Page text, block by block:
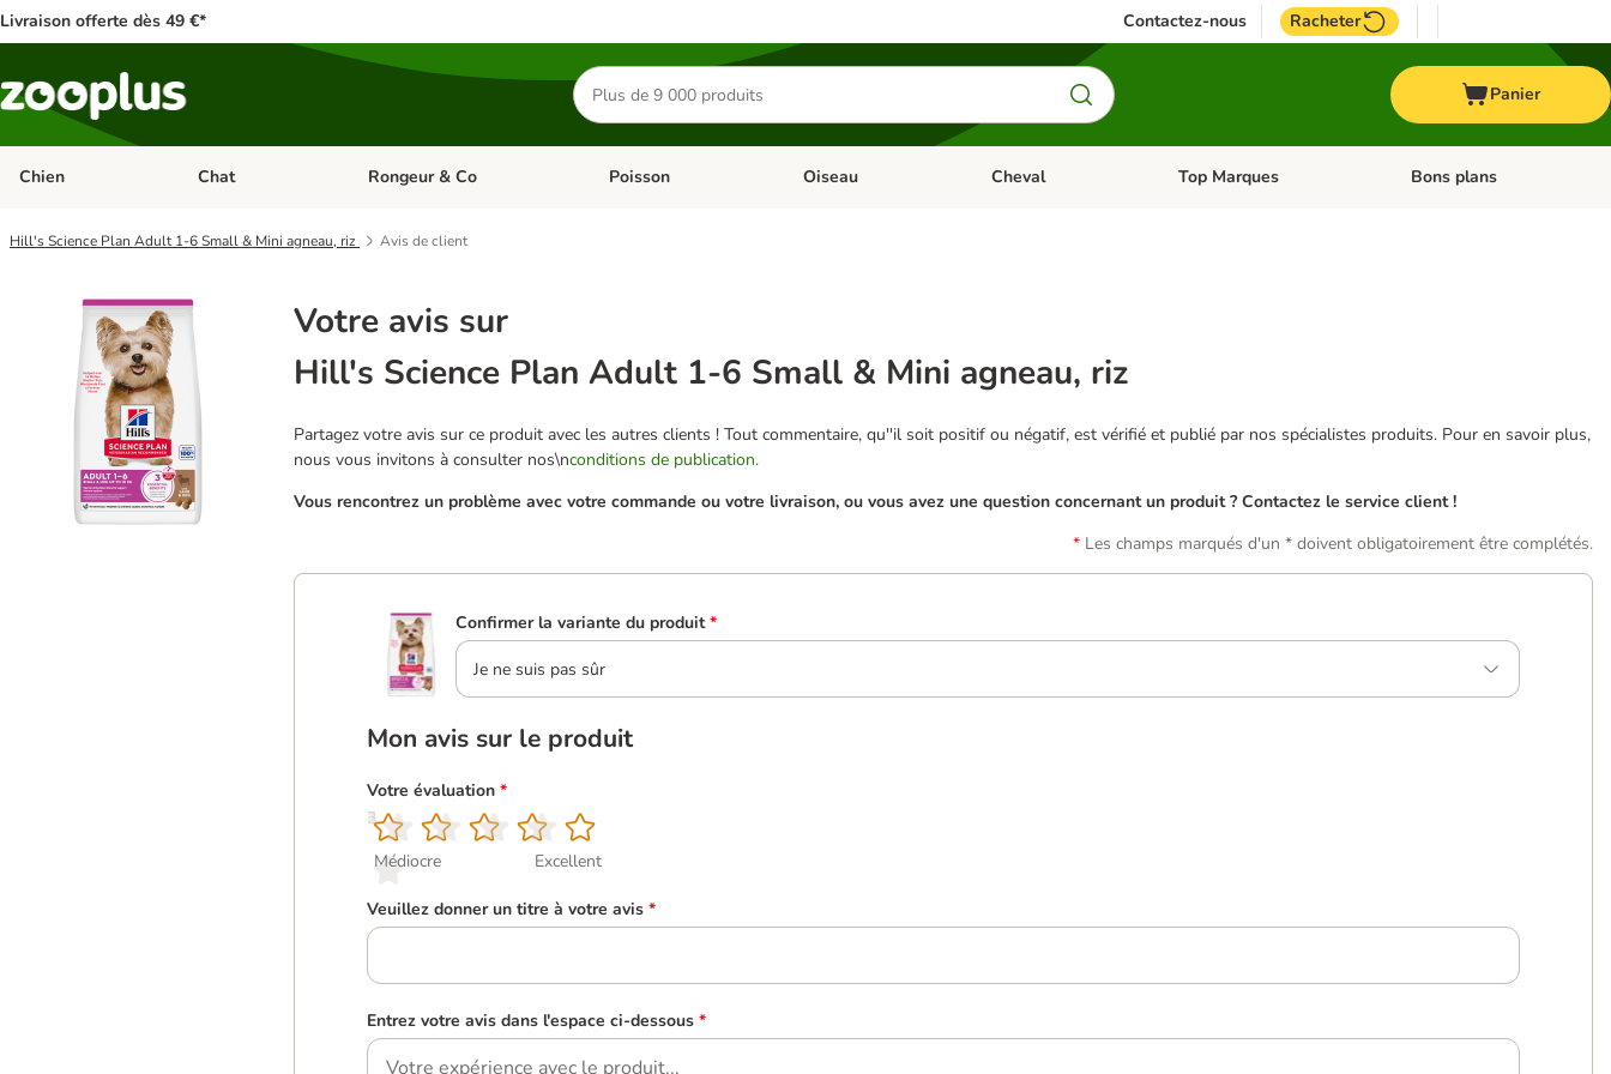
Livraison offerte dès 49 €* Contactez-nous Racheter
Rechercher
des
produits
Panier
Chien Dérouler les catégories: Chien
Chat Dérouler les catégories: Chat
Rongeur & Co Dérouler les catégories: Rongeur & Co
Poisson Dérouler les catégories: Poisson
Oiseau Dérouler les catégories: Oiseau
Cheval Dérouler les catégories: Cheval
Top Marques Dérouler les catégories: Top
Bons plans
Hill's Science Plan Adult 1-6 Small & Mini agneau, riz Avis de client
Votre avis sur
Hill's Science Plan Adult 1-6 Small & Mini agneau, riz
Partagez votre avis sur ce produit avec les autres clients ! Tout commentaire, qu''il soit positif ou négatif, est vérifié et publié par nos spécialistes produits. Pour en savoir plus,
nous vous invitons à consulter nos\nconditions de publication.
Vous rencontrez un problème avec votre commande ou votre livraison, ou vous avez une question concernant un produit ? Contactez le service client !
Les champs marqués d'un * doivent obligatoirement être complétés.
Confirmer la variante du produit *
Je ne suis pas sûr
Mon avis sur le produit
Votre évaluation *
1
Médiocre
2
3
4
5
Excellent
Veuillez donner un titre à votre avis *
Entrez votre avis dans l'espace ci-dessous *